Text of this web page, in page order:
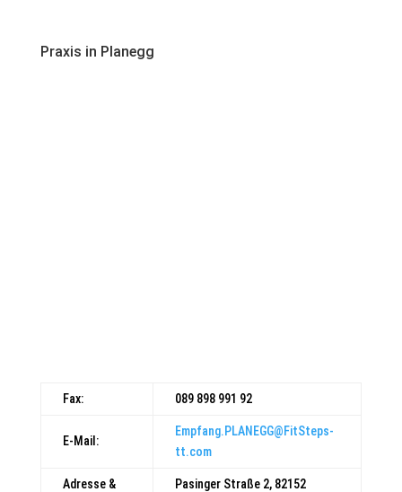
Praxis in Planegg
Fax: 089 898 991 92
E-Mail:
Empfang.PLANEGG@FitSteps-
tt.com
Adresse &
Pasinger Straße 2, 82152